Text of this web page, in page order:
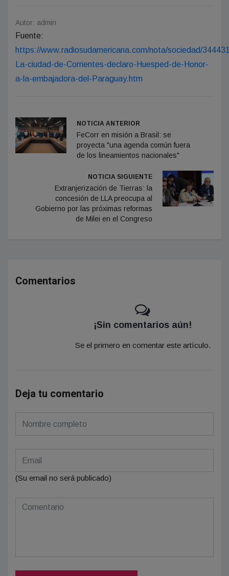
Autor: admin
Fuente:
https://www.radiosudamericana.com/nota/sociedad/
La-ciudad-de-Corrientes-declaro-Huesped-de-Honor-
a-la-embajadora-del-Paraguay.htm
NOTICIA ANTERIOR
FeCorr en misión a Brasil: se
proyecta "una agenda común fuera
de los lineamientos nacionales"
NOTICIA SIGUIENTE
Extranjerización de Tierras: la
concesión de LLA preocupa al
Gobierno por las próximas reformas
de Milei en el Congreso
Comentarios
¡Sin comentarios aún!
Se el primero en comentar este artículo.
Deja tu comentario
(Su email no será publicado)